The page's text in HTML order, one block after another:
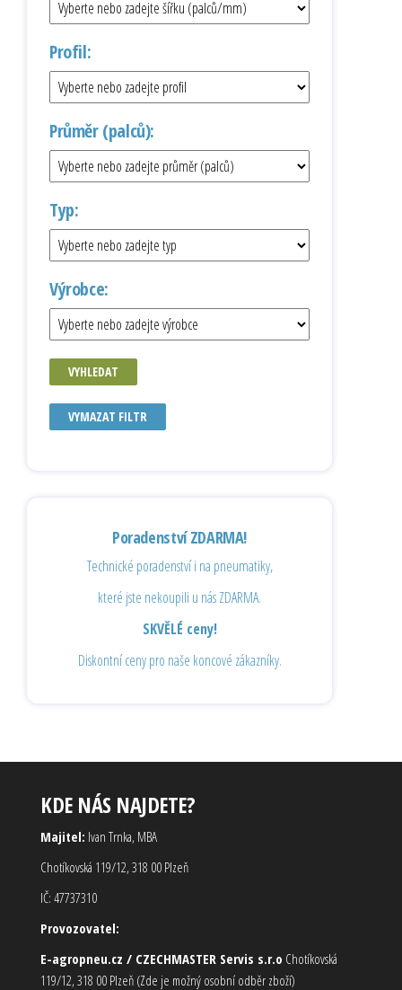
Profil:
Průměr (palců):
Typ:
Výrobce:
VYHLEDAT
VYMAZAT FILTR
Poradenství ZDARMA!
Technické poradenství i na pneumatiky,
které jste nekoupili u nás ZDARMA.
SKVĚLÉ ceny!
Diskontní ceny pro naše koncové zákazníky.
KDE NÁS NAJDETE?
Majitel: Ivan Trnka, MBA
Chotíkovská 119/12, 318 00 Plzeň
IČ: 47737310
Provozovatel:
E-agropneu.cz / CZECHMASTER Servis s.r.o Chotíkovská
119/12, 318 00 Plzeň (Zde je možný osobní odběr zboží)